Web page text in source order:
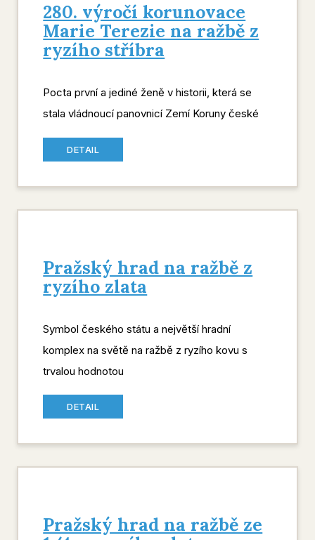
280. výročí korunovace
Marie Terezie na ražbě z
ryzího stříbra
Pocta první a jediné ženě v historii, která se
stala vládnoucí panovnicí Zemí Koruny české
DETAIL
Pražský hrad na ražbě z
ryzího zlata
Symbol českého státu a největší hradní
komplex na světě na ražbě z ryzího kovu s
trvalou hodnotou
DETAIL
Pražský hrad na ražbě ze